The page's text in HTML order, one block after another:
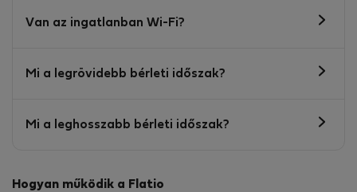
Van az ingatlanban Wi-Fi?
Mi a legrövidebb bérleti időszak?
Mi a leghosszabb bérleti időszak?
Hogyan működik a Flatio